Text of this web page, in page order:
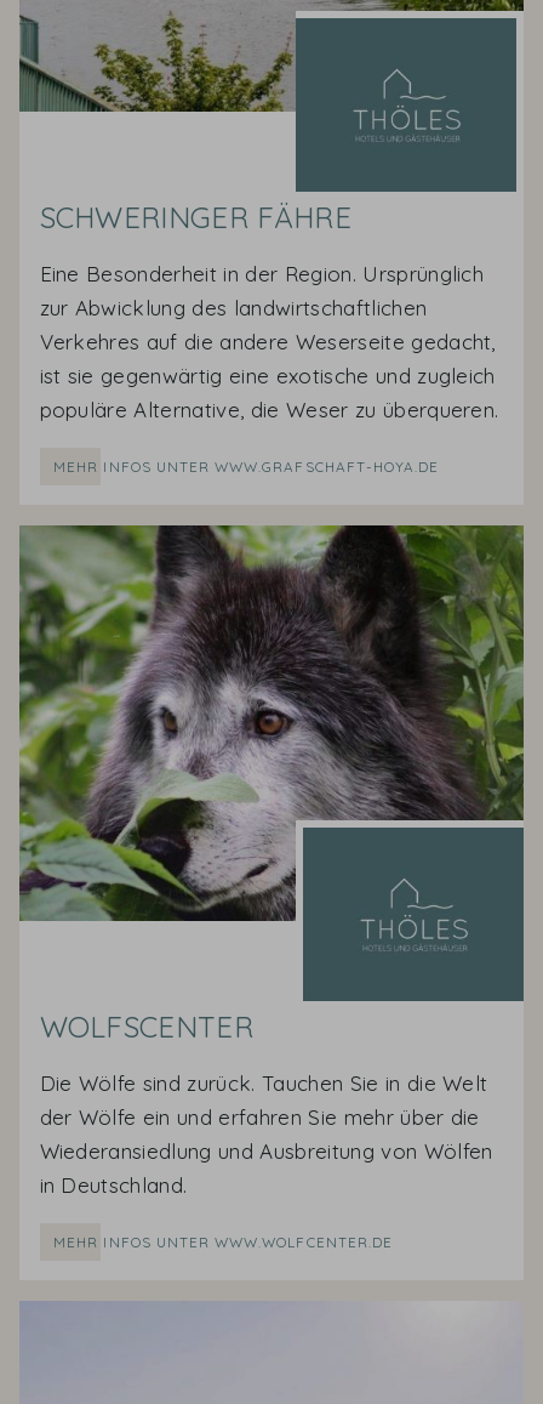
SCHWERINGER FÄHRE
Eine Besonderheit in der Region. Ursprünglich
zur Abwicklung des landwirtschaftlichen
Verkehres auf die andere Weserseite gedacht,
ist sie gegenwärtig eine exotische und zugleich
populäre Alternative, die Weser zu überqueren.
MEHR INFOS UNTER WWW.GRAFSCHAFT-HOYA.DE
WOLFSCENTER
Die Wölfe sind zurück. Tauchen Sie in die Welt
der Wölfe ein und erfahren Sie mehr über die
Wiederansiedlung und Ausbreitung von Wölfen
in Deutschland.
MEHR INFOS UNTER WWW.WOLFCENTER.DE